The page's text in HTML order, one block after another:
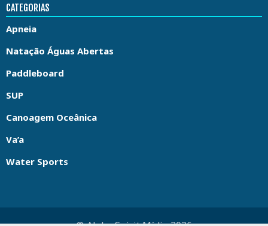
CATEGORIAS
Apneia
Natação Águas Abertas
Paddleboard
SUP
Canoagem Oceânica
Va’a
Water Sports